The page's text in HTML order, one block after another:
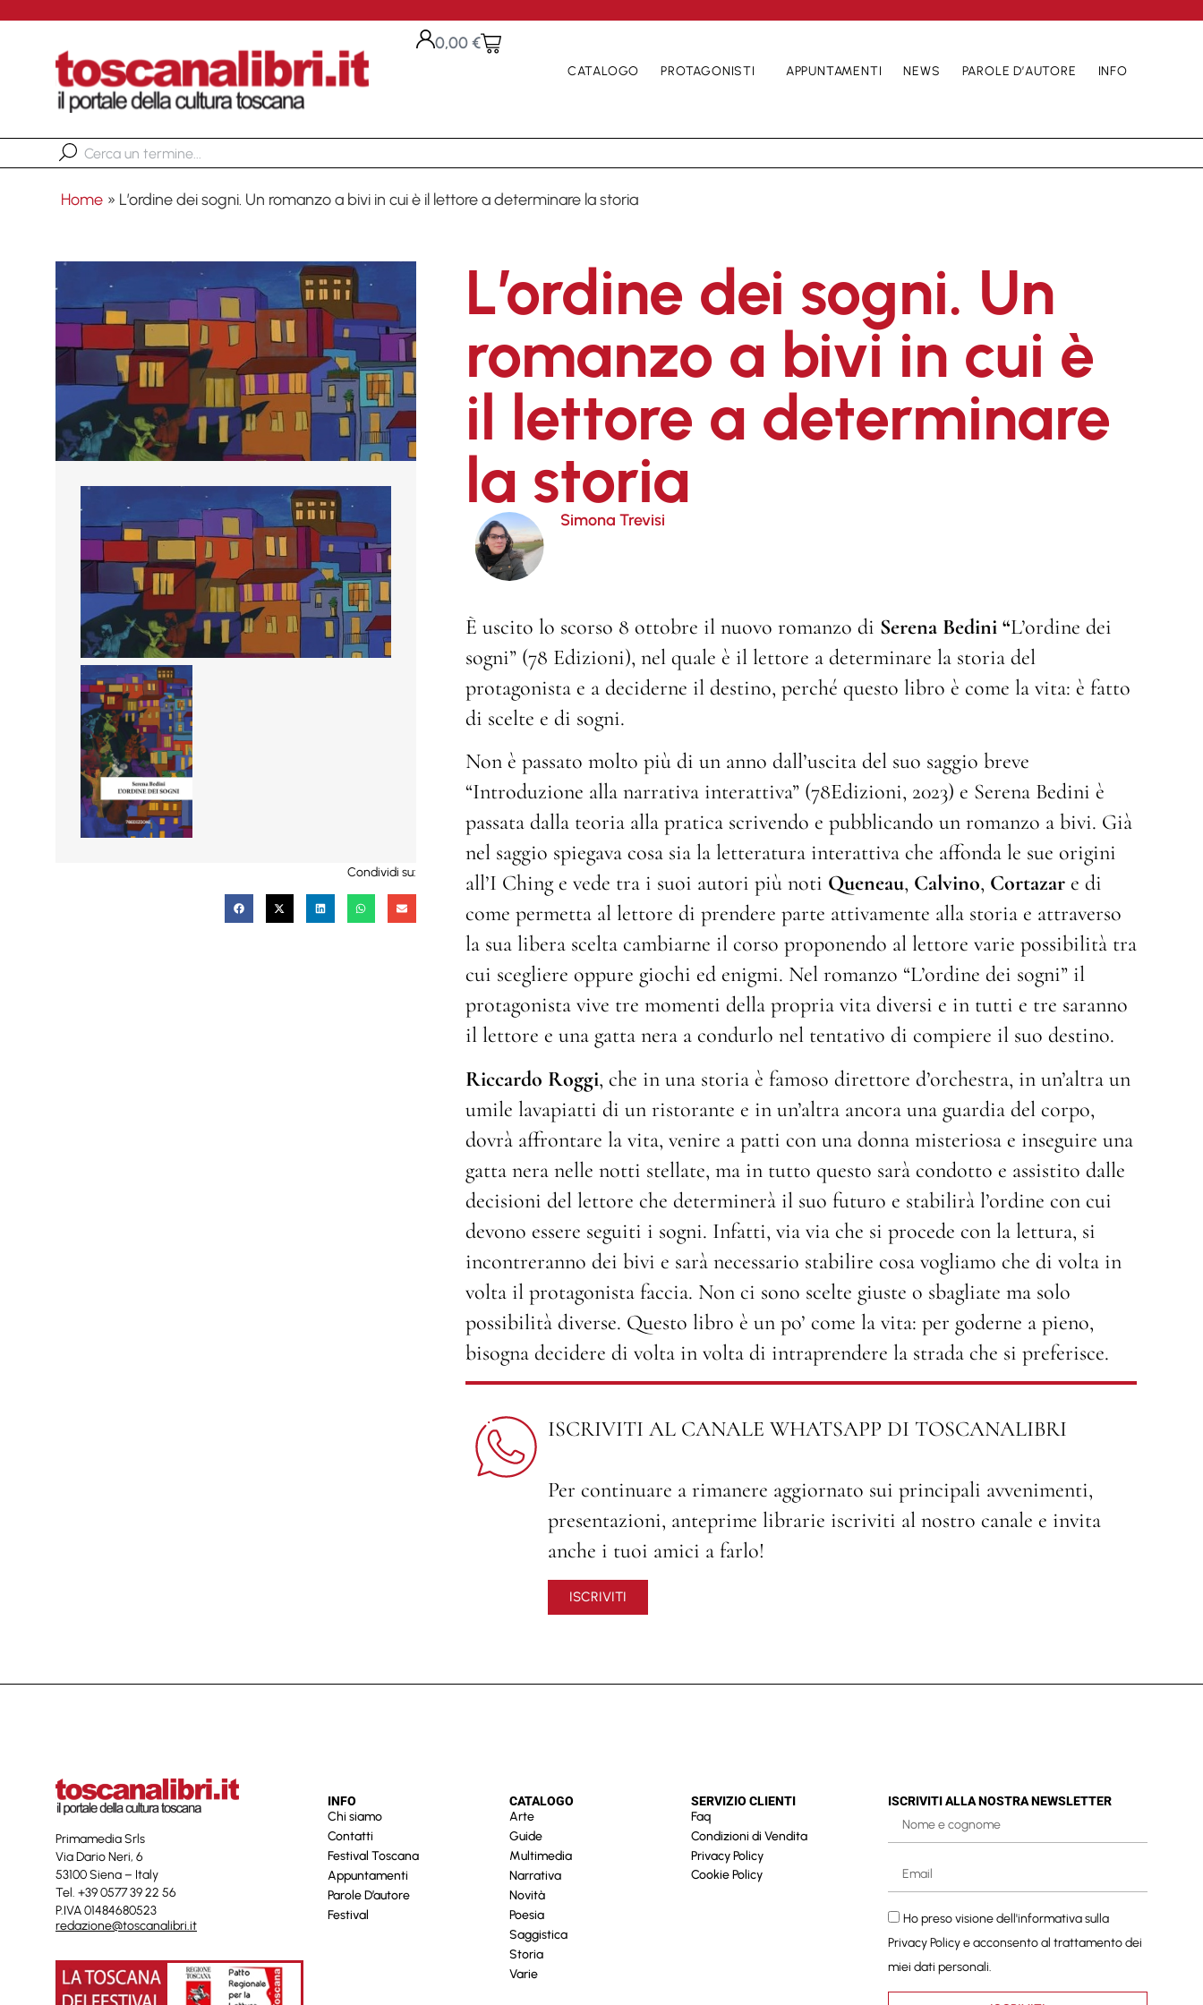
0,00€
CATALOGO PROTAGONISTI APPUNTAMENTI NEWS PAROLE D’AUTORE INFO
Home » L’ordine dei sogni. Un romanzo a bivi in cui è il lettore a determinare la storia
Condividi su:
L’ordine dei sogni. Un
romanzo a bivi in cui è
il lettore a determinare
la storia
Simona Trevisi
È uscito lo scorso 8 ottobre il nuovo romanzo di Serena Bedini “L’ordine dei
sogni” (78 Edizioni), nel quale è il lettore a determinare la storia del
protagonista e a deciderne il destino, perché questo libro è come la vita: è fatto
di scelte e di sogni.
Non è passato molto più di un anno dall’uscita del suo saggio breve
“Introduzione alla narrativa interattiva” (78Edizioni, 2023) e Serena Bedini è
passata dalla teoria alla pratica scrivendo e pubblicando un romanzo a bivi. Già
nel saggio spiegava cosa sia la letteratura interattiva che affonda le sue origini
all’I Ching e vede tra i suoi autori più noti Queneau, Calvino, Cortazare di
come permetta al lettore di prendere parte attivamente alla storia e attraverso
la sua libera scelta cambiarne il corso proponendo al lettore varie possibilità tra
cui scegliere oppure giochi ed enigmi. Nel romanzo “L’ordine dei sogni” il
protagonista vive tre momenti della propria vita diversi e in tutti e tre saranno
il lettore e una gatta nera a condurlo nel tentativo di compiere il suo destino.
Riccardo Roggi, che in una storia è famoso direttore d’orchestra, in un’altra un
umile lavapiatti di un ristorante e in un’altra ancora una guardia del corpo,
dovrà affrontare la vita, venire a patti con una donna misteriosa e inseguire una
gatta nera nelle notti stellate, ma in tutto questo sarà condotto e assistito dalle
decisioni del lettore che determinerà il suo futuro e stabilirà l’ordine con cui
devono essere seguiti i sogni. Infatti, via via che si procede con la lettura, si
incontreranno dei bivi e sarà necessario stabilire cosa vogliamo che di volta in
volta il protagonista faccia. Non ci sono scelte giuste o sbagliate ma solo
possibilità diverse. Questo libro è un po’ come la vita: per goderne a pieno,
bisogna decidere di volta in volta di intraprendere la strada che si preferisce.
ISCRIVITI AL CANALE WHATSAPP DI TOSCANALIBRI
Per continuare a rimanere aggiornato sui principali avvenimenti,
presentazioni, anteprime librarie iscriviti al nostro canale e invita
anche i tuoi amici a farlo!
ISCRIVITI
Primamedia Srls
Via Dario Neri, 6
53100 Siena – Italy
Tel. +39 0577 39 22 56
P.IVA 01484680523
redazione@toscanalibri.it
INFO
Chi siamo
Contatti
Festival Toscana
Appuntamenti
Parole D’autore
Festival
CATALOGO
Arte
Guide
Multimedia
Narrativa
Novità
Poesia
Saggistica
Storia
Varie
SERVIZIO CLIENTI
Faq
Condizioni di Vendita
Privacy Policy
Cookie Policy
ISCRIVITI ALLA NOSTRA NEWSLETTER
Ho preso visione dell'informativa sulla
Privacy Policye acconsento al trattamento dei
miei dati personali.